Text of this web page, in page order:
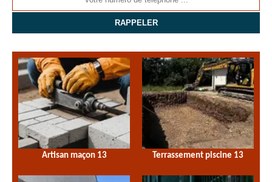
Artisan maçon 13 Terrassement piscine 13